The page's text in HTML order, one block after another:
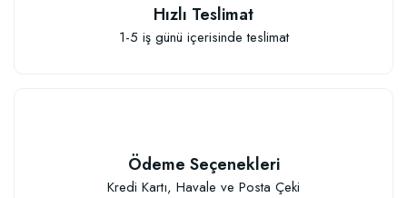
Sebze ve Çiçek Fidesi Dikim Gübresi (50 Fide İçin)
Sepete Ekle
Hızlı Teslimat
1-5 iş günü içerisinde teslimat
Ödeme Seçenekleri
Kredi Kartı, Havale ve Posta Çeki